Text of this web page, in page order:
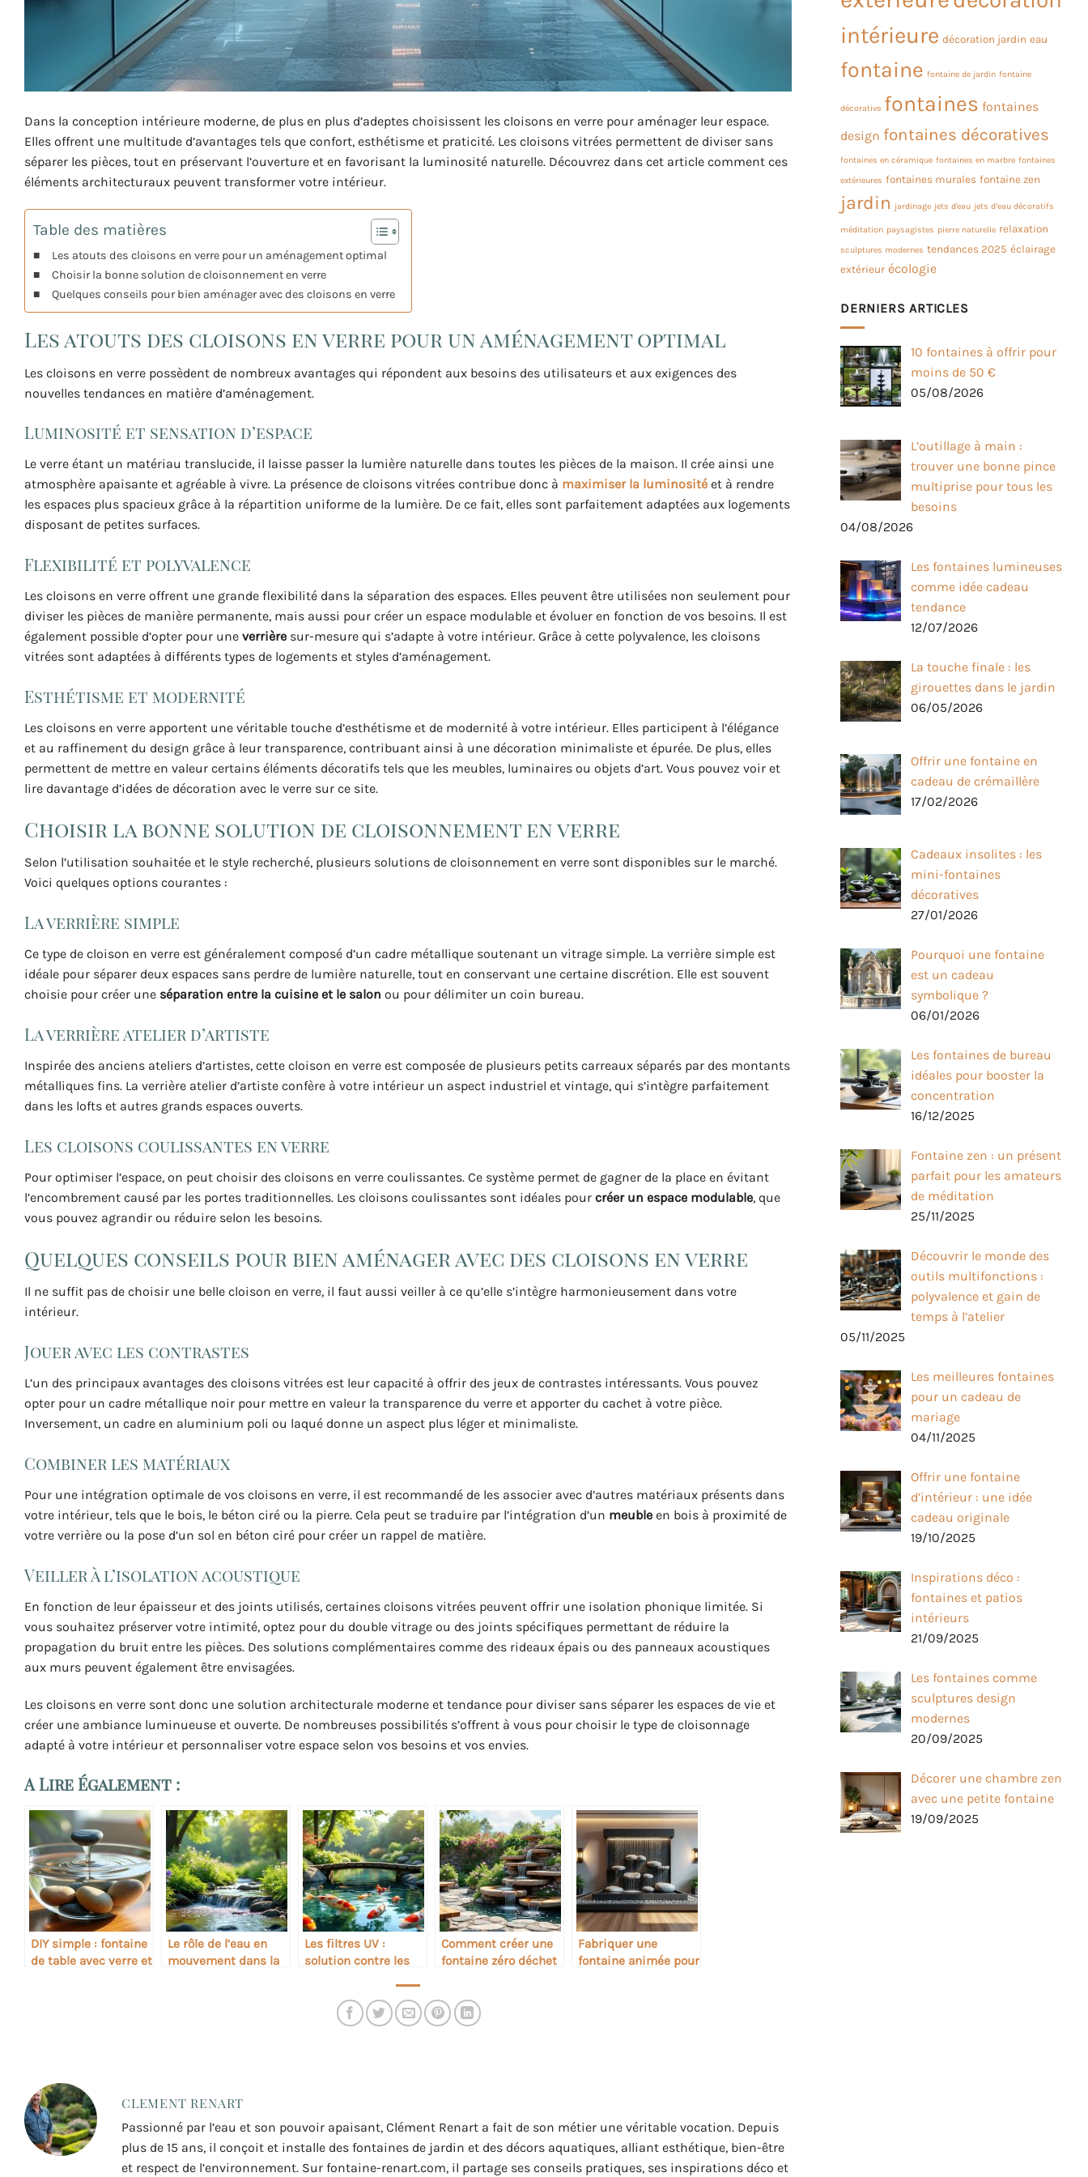
Dans la conception intérieure moderne, de plus en plus d’adeptes choisissent les cloisons en verre pour aménager leur espace.
Elles offrent une multitude d’avantages tels que confort, esthétisme et praticité. Les cloisons vitrées permettent de diviser sans
séparer les pièces, tout en préservant l’ouverture et en favorisant la luminosité naturelle. Découvrez dans cet article comment ces
éléments architecturaux peuvent transformer votre intérieur.
Table des matières
Les atouts des cloisons en verre pour un aménagement optimal
Choisir la bonne solution de cloisonnement en verre
Quelques conseils pour bien aménager avec des cloisons en verre
Les atouts des cloisons en verre pour un aménagement optimal
Les cloisons en verre possèdent de nombreux avantages qui répondent aux besoins des utilisateurs et aux exigences des
nouvelles tendances en matière d’aménagement.
Luminosité et sensation d’espace
Le verre étant un matériau translucide, il laisse passer la lumière naturelle dans toutes les pièces de la maison. Il crée ainsi une
atmosphère apaisante et agréable à vivre. La présence de cloisons vitrées contribue donc à maximiser la luminosité et à rendre
les espaces plus spacieux grâce à la répartition uniforme de la lumière. De ce fait, elles sont parfaitement adaptées aux logements
disposant de petites surfaces.
Flexibilité et polyvalence
Les cloisons en verre offrent une grande flexibilité dans la séparation des espaces. Elles peuvent être utilisées non seulement pour
diviser les pièces de manière permanente, mais aussi pour créer un espace modulable et évoluer en fonction de vos besoins. Il est
également possible d’opter pour une verrière sur-mesure qui s’adapte à votre intérieur. Grâce à cette polyvalence, les cloisons
vitrées sont adaptées à différents types de logements et styles d’aménagement.
Esthétisme et modernité
Les cloisons en verre apportent une véritable touche d’esthétisme et de modernité à votre intérieur. Elles participent à l’élégance
et au raffinement du design grâce à leur transparence, contribuant ainsi à une décoration minimaliste et épurée. De plus, elles
permettent de mettre en valeur certains éléments décoratifs tels que les meubles, luminaires ou objets d’art. Vous pouvez voir et
lire davantage d’idées de décoration avec le verre sur ce site.
Choisir la bonne solution de cloisonnement en verre
Selon l’utilisation souhaitée et le style recherché, plusieurs solutions de cloisonnement en verre sont disponibles sur le marché.
Voici quelques options courantes :
La verrière simple
Ce type de cloison en verre est généralement composé d’un cadre métallique soutenant un vitrage simple. La verrière simple est
idéale pour séparer deux espaces sans perdre de lumière naturelle, tout en conservant une certaine discrétion. Elle est souvent
choisie pour créer une séparation entre la cuisine et le salon ou pour délimiter un coin bureau.
La verrière atelier d’artiste
Inspirée des anciens ateliers d’artistes, cette cloison en verre est composée de plusieurs petits carreaux séparés par des montants
métalliques fins. La verrière atelier d’artiste confère à votre intérieur un aspect industriel et vintage, qui s’intègre parfaitement
dans les lofts et autres grands espaces ouverts.
Les cloisons coulissantes en verre
Pour optimiser l’espace, on peut choisir des cloisons en verre coulissantes. Ce système permet de gagner de la place en évitant
l’encombrement causé par les portes traditionnelles. Les cloisons coulissantes sont idéales pour créer un espace modulable, que
vous pouvez agrandir ou réduire selon les besoins.
Quelques conseils pour bien aménager avec des cloisons en verre
Il ne suffit pas de choisir une belle cloison en verre, il faut aussi veiller à ce qu’elle s’intègre harmonieusement dans votre
intérieur.
Jouer avec les contrastes
L’un des principaux avantages des cloisons vitrées est leur capacité à offrir des jeux de contrastes intéressants. Vous pouvez
opter pour un cadre métallique noir pour mettre en valeur la transparence du verre et apporter du cachet à votre pièce.
Inversement, un cadre en aluminium poli ou laqué donne un aspect plus léger et minimaliste.
Combiner les matériaux
Pour une intégration optimale de vos cloisons en verre, il est recommandé de les associer avec d’autres matériaux présents dans
votre intérieur, tels que le bois, le béton ciré ou la pierre. Cela peut se traduire par l’intégration d’un meuble en bois à proximité de
votre verrière ou la pose d’un sol en béton ciré pour créer un rappel de matière.
Veiller à l’isolation acoustique
En fonction de leur épaisseur et des joints utilisés, certaines cloisons vitrées peuvent offrir une isolation phonique limitée. Si
vous souhaitez préserver votre intimité, optez pour du double vitrage ou des joints spécifiques permettant de réduire la
propagation du bruit entre les pièces. Des solutions complémentaires comme des rideaux épais ou des panneaux acoustiques
aux murs peuvent également être envisagées.
Les cloisons en verre sont donc une solution architecturale moderne et tendance pour diviser sans séparer les espaces de vie et
créer une ambiance luminueuse et ouverte. De nombreuses possibilités s’offrent à vous pour choisir le type de cloisonnage
adapté à votre intérieur et personnaliser votre espace selon vos besoins et vos envies.
A Lire Également :
DIY simple : fontaine
de table avec verre et
Le rôle de l’eau en
mouvement dans la
Les filtres UV :
solution contre les
Comment créer une
fontaine zéro déchet
Fabriquer une
fontaine animée pour
CLEMENT RENART
Passionné par l’eau et son pouvoir apaisant, Clément Renart a fait de son métier une véritable vocation. Depuis
plus de 15 ans, il conçoit et installe des fontaines de jardin et des décors aquatiques, alliant esthétique, bien-être
et respect de l’environnement. Sur fontaine-renart.com, il partage ses conseils pratiques, ses inspirations déco et
intérieure décoration jardin eau
fontaine fontaine de jardin fontaine
décorative fontaines fontaines
design fontaines décoratives
fontaines en céramique fontaines en marbre fontaines
extérieures fontaines murales fontaine zen
jardin jardinage jets d'eau jets d’eau décoratifs
méditation paysagistes pierre naturelle relaxation
sculptures modernes tendances 2025 éclairage
extérieur écologie
DERNIERS ARTICLES
10 fontaines à offrir pour
moins de 50 €
05/08/2026
L’outillage à main :
trouver une bonne pince
multiprise pour tous les
besoins
04/08/2026
Les fontaines lumineuses
comme idée cadeau
tendance
12/07/2026
La touche finale : les
girouettes dans le jardin
06/05/2026
Offrir une fontaine en
cadeau de crémaillère
17/02/2026
Cadeaux insolites : les
mini-fontaines
décoratives
27/01/2026
Pourquoi une fontaine
est un cadeau
symbolique ?
06/01/2026
Les fontaines de bureau
idéales pour booster la
concentration
16/12/2025
Fontaine zen : un présent
parfait pour les amateurs
de méditation
25/11/2025
Découvrir le monde des
outils multifonctions :
polyvalence et gain de
temps à l’atelier
05/11/2025
Les meilleures fontaines
pour un cadeau de
mariage
04/11/2025
Offrir une fontaine
d’intérieur : une idée
cadeau originale
19/10/2025
Inspirations déco :
fontaines et patios
intérieurs
21/09/2025
Les fontaines comme
sculptures design
modernes
20/09/2025
Décorer une chambre zen
avec une petite fontaine
19/09/2025